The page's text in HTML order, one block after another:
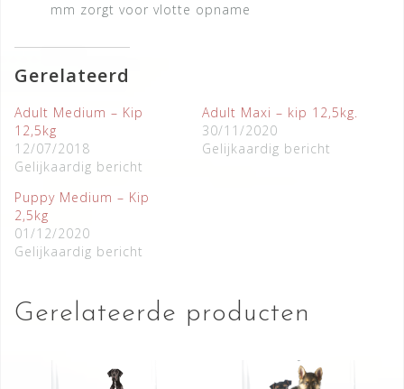
mm zorgt voor vlotte opname
Gerelateerd
Adult Medium – Kip
12,5kg
12/07/2018
Gelijkaardig bericht
Adult Maxi – kip 12,5kg.
30/11/2020
Gelijkaardig bericht
Puppy Medium – Kip
2,5kg
01/12/2020
Gelijkaardig bericht
Gerelateerde producten